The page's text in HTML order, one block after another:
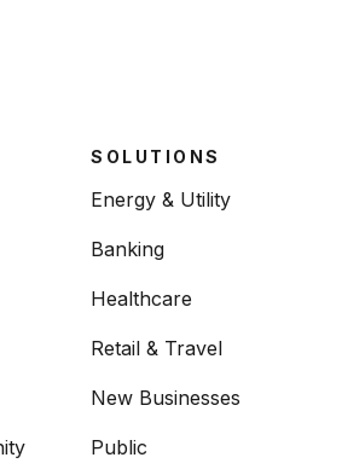
SOLUTIONS
Energy & Utility
Banking
Healthcare
Retail & Travel
New Businesses
Public